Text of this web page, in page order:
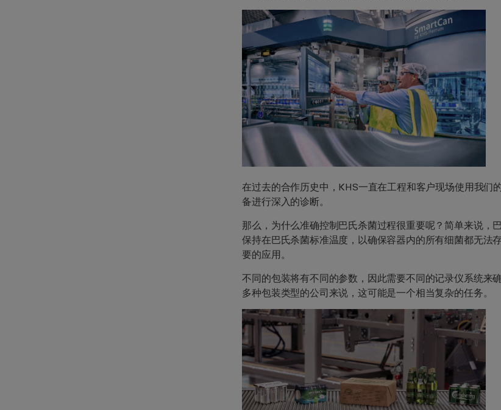
在过去的合作历史中，KHS一直在工程和客户现场使用我
备进行深入的诊断。
那么，为什么准确控制巴氏杀菌过程很重要呢？简单来说，
保持在巴氏杀菌标准温度，以确保容器内的所有细菌都无法
要的应用。
不同的包装将有不同的参数，因此需要不同的记录仪系统来
多种包装类型的公司来说，这可能是一个相当复杂的任务。